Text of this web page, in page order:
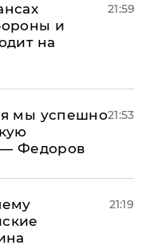
и
на
21:59
мы успешно
— Федоров
21:53
21:19